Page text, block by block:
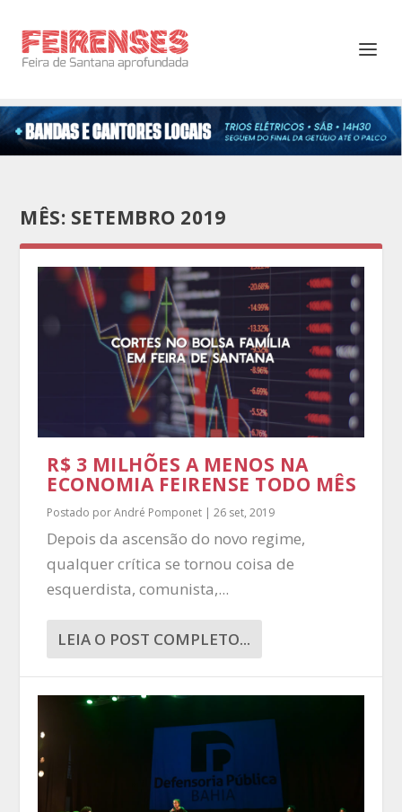
MÊS: SETEMBRO 2019
R$ 3 MILHÕES A MENOS NA
ECONOMIA FEIRENSE TODO MÊS
Postado porAndré Pomponet |26 set, 2019
Depois da ascensão do novo regime,
qualquer crítica se tornou coisa de
esquerdista, comunista,...
LEIA O POST COMPLETO...